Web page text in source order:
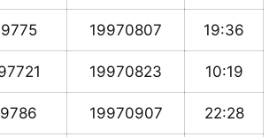
19970807 19:36
19970823 10:19
19970907 22:28